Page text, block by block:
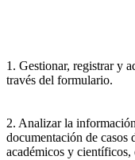
1. Gestionar, registrar y
través del formulario.
2. Analizar la
documentación de casos
académicos y científicos,